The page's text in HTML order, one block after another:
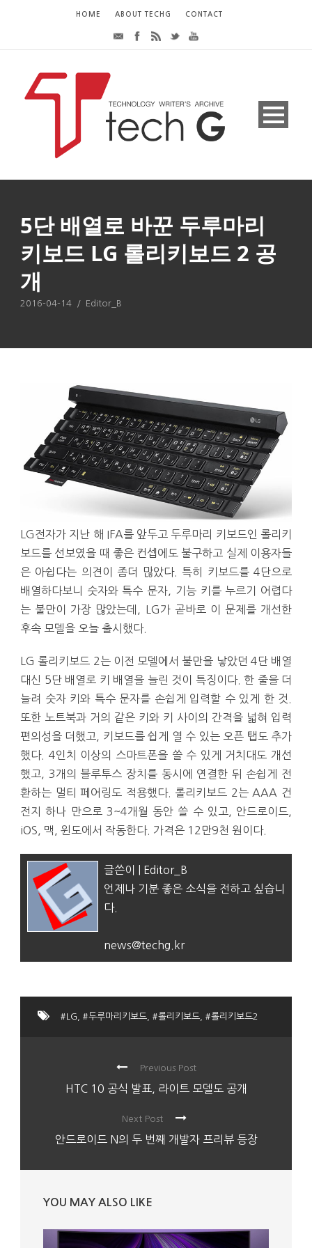
HOME ABOUT TECHG CONTACT
5단 배열로 바꾼 두루마리
키보드 LG 롤리키보드 2 공
개
2016-04-14 / Editor_B
LG전자가 지난 해 IFA를 앞두고 두루마리 키보드인 롤리키
보드를 선보였을 때 좋은 컨셉에도 불구하고 실제 이용자들
은 아쉽다는 의견이 좀더 많았다. 특히 키보드를 4단으로
배열하다보니 숫자와 특수 문자, 기능 키를 누르기 어렵다
는 불만이 가장 많았는데, LG가 곧바로 이 문제를 개선한
후속 모델을 오늘 출시했다.
LG 롤리키보드 2는 이전 모델에서 불만을 낳았던 4단 배열
대신 5단 배열로 키 배열을 늘린 것이 특징이다. 한 줄을 더
늘려 숫자 키와 특수 문자를 손쉽게 입력할 수 있게 한 것.
또한 노트북과 거의 같은 키와 키 사이의 간격을 넓혀 입력
편의성을 더했고, 키보드를 쉽게 열 수 있는 오픈 탭도 추가
했다. 4인치 이상의 스마트폰을 쓸 수 있게 거치대도 개선
했고, 3개의 블루투스 장치를 동시에 연결한 뒤 손쉽게 전
환하는 멀티 페어링도 적용했다. 롤리키보드 2는 AAA 건
전지 하나 만으로 3~4개월 동안 쓸 수 있고, 안드로이드,
iOS, 맥, 윈도에서 작동한다. 가격은 12만9천 원이다.
글쓴이 | Editor_B
언제나 기분 좋은 소식을 전하고 싶습니
다.
news@techg.kr
#LG #두루마리키보드 #롤리키보드 #롤리키보드2
Previous Post
HTC 10 공식 발표, 라이트 모델도 공개
Next Post
안드로이드 N의 두 번째 개발자 프리뷰 등장
YOU MAY ALSO LIKE